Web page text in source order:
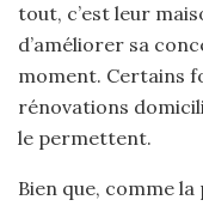
tout, c’est leur
d’améliorer sa
moment. Certains
rénovations
le permettent.
Bien que, comme